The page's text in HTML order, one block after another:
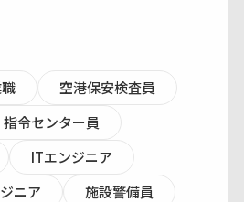
空港保安検査員
指令センター員
ITエンジニア
ニア
施設警備員